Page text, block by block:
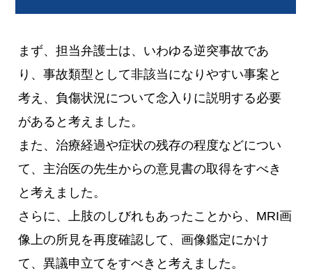
まず、担当弁護士は、いわゆる逆突事故であ
り、事故類型として非該当になりやすい事案と
考え、負傷状況について念入りに説明する必要
があると考えました。
また、治療経過や症状の残存の程度などについ
て、主治医の先生からの意見書の取得をすべき
と考えました。
さらに、上肢のしびれもあったことから、MRI画
像上の所見を再度確認して、画像鑑定にかけ
て、異議申立てをすべきと考えました。